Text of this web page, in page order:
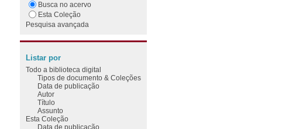
Busca no acervo
Esta Coleção
Pesquisa avançada
Listar por
Todo a biblioteca digital
Tipos de documento & Coleções
Data de publicação
Autor
Título
Assunto
Esta Coleção
Data de publicação